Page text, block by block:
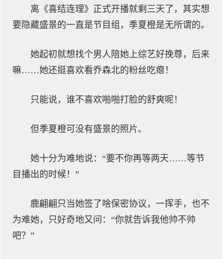
离《喜结连理》正式开播就剩三天了，其实想
要隐藏盛景的一直是节目组，季夏橙是无所谓的。
她起初就想找个男人陪她上综艺好挽尊，后来
嘛……她还挺喜欢看乔森北的粉丝吃瘪！
只能说，谁不喜欢啪啪打脸的舒爽呢！
但季夏橙可没有盛景的照片。
她十分为难地说：“要不你再等两天……等节
目播出的时候！”
鹿翩翩只当她签了啥保密协议，一挥手，也不
为难她，只好奇地又问：“你就告诉我他帅不帅
吧？”